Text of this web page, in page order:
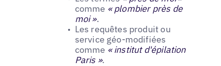
comme « plombier près de
moi ».
Les requêtes produit ou
service géo-modifiées
comme « institut d'épilation
Paris ».